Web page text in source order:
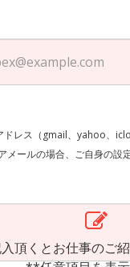
ドレス（gmail、yahoo、
設定等で受信で
頂くとお仕事のご